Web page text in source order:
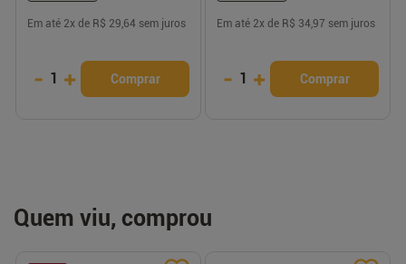
Em até 2x de R$ 29,64 sem juros
- 1 + Comprar
Em até 2x de R$ 34,97 sem juros
- 1 + Comprar
Quem viu, comprou